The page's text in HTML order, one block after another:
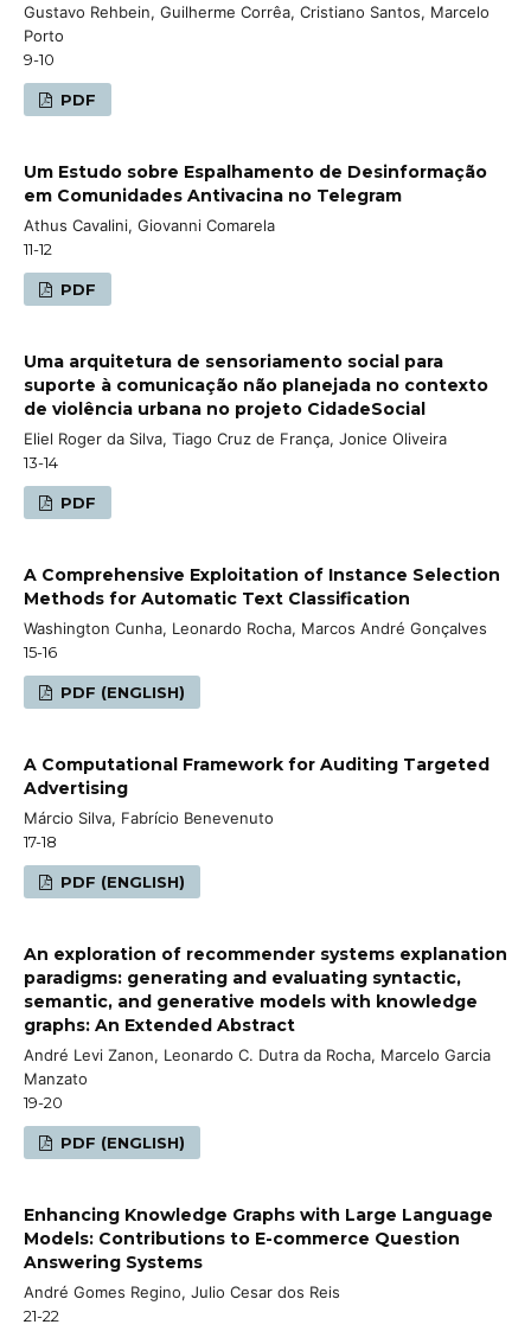
Gustavo Rehbein, Guilherme Corrêa, Cristiano Santos, Marcelo
Porto
9-10
PDF
Um Estudo sobre Espalhamento de Desinformação
em Comunidades Antivacina no Telegram
Athus Cavalini, Giovanni Comarela
11-12
PDF
Uma arquitetura de sensoriamento social para
suporte à comunicação não planejada no contexto
de violência urbana no projeto CidadeSocial
Eliel Roger da Silva, Tiago Cruz de França, Jonice Oliveira
13-14
PDF
A Comprehensive Exploitation of Instance Selection
Methods for Automatic Text Classification
Washington Cunha, Leonardo Rocha, Marcos André Gonçalves
15-16
PDF (ENGLISH)
A Computational Framework for Auditing Targeted
Advertising
Márcio Silva, Fabrício Benevenuto
17-18
PDF (ENGLISH)
An exploration of recommender systems explanation
paradigms: generating and evaluating syntactic,
semantic, and generative models with knowledge
graphs: An Extended Abstract
André Levi Zanon, Leonardo C. Dutra da Rocha, Marcelo Garcia
Manzato
19-20
PDF (ENGLISH)
Enhancing Knowledge Graphs with Large Language
Models: Contributions to E-commerce Question
Answering Systems
André Gomes Regino, Julio Cesar dos Reis
21-22